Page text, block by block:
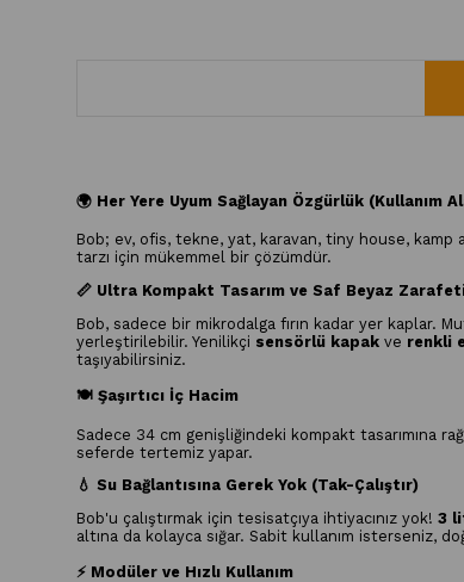
🌍 Her Yere Uyum Sağlayan Özgürlük (Kullanım
Bob; ev, ofis, tekne, yat, karavan, tiny house,
tarzı için mükemmel bir çözümdür.
📏 Ultra Kompakt Tasarım ve Saf Beyaz
Bob, sadece bir mikrodalga fırın kadar yer kaplar.
yerleştirilebilir. Yenilikçi sensörlü kapakve renkli
taşıyabilirsiniz.
🍽️ Şaşırtıcı İç Hacim
Sadece 34 cm genişliğindeki kompakt tasarımına
seferde tertemiz yapar.
💧 Su Bağlantısına Gerek Yok (Tak-Çalıştır)
Bob'u çalıştırmak için tesisatçıya ihtiyacınız yok! 3
altına da kolayca sığar. Sabit kullanım isterseniz,
⚡ Modüler ve Hızlı Kullanım